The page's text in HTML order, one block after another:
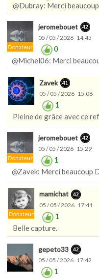
@Dubray: Merci
Donateur
jeromebouet
05 / 05 / 2026 14:45
0
@Michel06: Merci
Zavek
05 / 05 / 2026 15:08
1
Pleine de grâce avec ce
Donateur
jeromebouet
05 / 05 / 2026 15:29
1
@Zavek: Merci beaucoup
Donateur
mamichat
05 / 05 / 2026 17:41
1
Belle capture.
gepeto33
05 / 05 / 2026 17:42
1